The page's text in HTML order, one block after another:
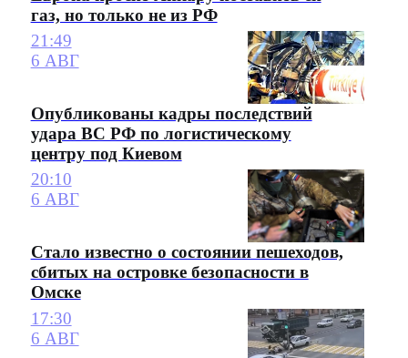
газ, но только не из РФ
21:49
6 АВГ
Опубликованы кадры последствий
удара ВС РФ по логистическому
центру под Киевом
20:10
6 АВГ
Стало известно о состоянии пешеходов,
сбитых на островке безопасности в
Омске
17:30
6 АВГ